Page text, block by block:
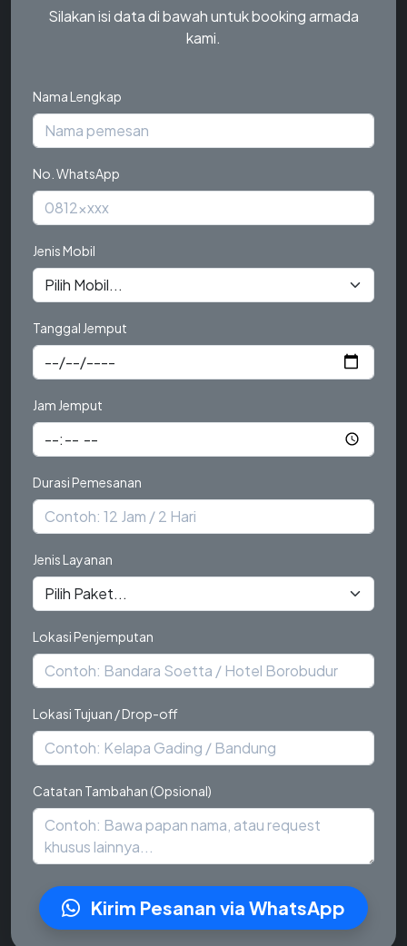
Silakan isi data di bawah untuk booking armada
kami.
Nama Lengkap
No. WhatsApp
Jenis Mobil
Tanggal Jemput
Jam Jemput
Durasi Pemesanan
Jenis Layanan
Lokasi Penjemputan
Lokasi Tujuan / Drop-off
Catatan Tambahan (Opsional)
Kirim Pesanan via WhatsApp